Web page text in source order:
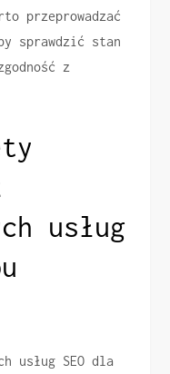
przeprowadzać
sprawdzić stan
z
usług
usług SEO dla